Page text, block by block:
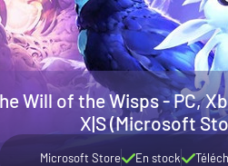
Will of the Wisps - PC,
X|S (Microsoft
Microsoft Store En stock